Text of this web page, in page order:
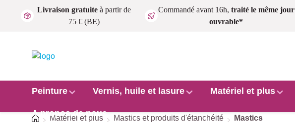
Passer au contenu principal
Livraison gratuite à partir de
75 € (BE)
Commandé avant 16h, traité le même jour
ouvrable*
Peinture Vernis, huile et lasure Matériel et plus
A propos de nous
Accueil
Matériel et plus Mastics et produits d'étanchéité Mastics